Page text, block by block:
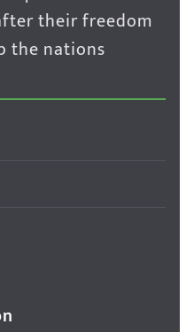
their freedom
the nations